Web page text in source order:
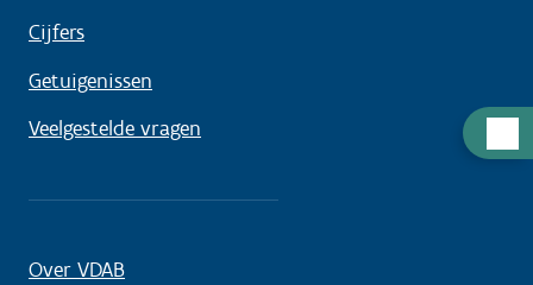
Cijfers
Getuigenissen
Veelgestelde vragen
Over VDAB